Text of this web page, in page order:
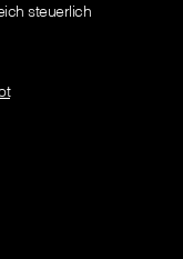
steuerlich